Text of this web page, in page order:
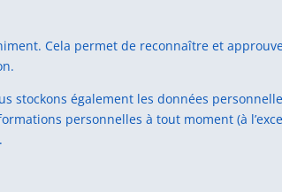
Cela permet de reconnaître et
stockons également les données
personnelles à tout moment (à